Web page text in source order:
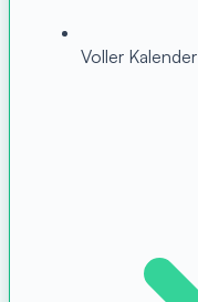
Voller Kalender